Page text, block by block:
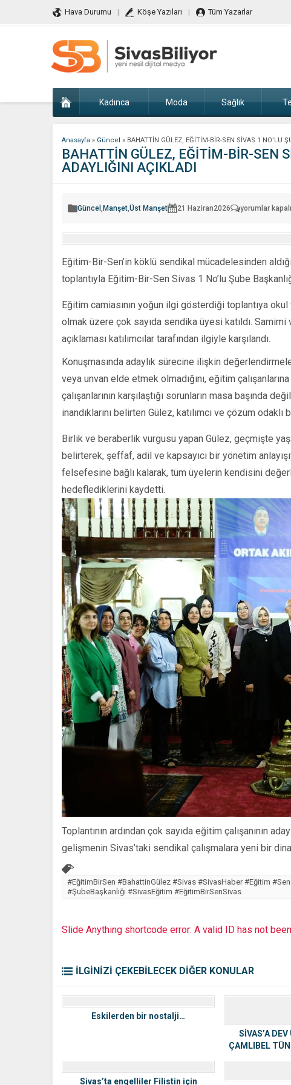
Hava Durumu Köşe Yazıları Tüm Yazarlar
Kadınca Moda Sağlık
Anasayfa » Güncel » BAHATTİN GÜLEZ, EĞİTİM-BİR-SEN SİVAS 1 NO’LU
BAHATTİN GÜLEZ, EĞİTİM-BİR-SEN
ADAYLIĞINI AÇIKLADI
Güncel , Manşet,Üst Manşet 21 Haziran2026
BAHATTİN
BİR-
1
NO’LU
ŞUBE
BAŞKANLIĞINA
AÇIKLADI
için
yorumlar kapalı
Eğitim-Bir-Sen’in köklü sendikal mücadelesinden
toplantıyla Eğitim-Bir-Sen Sivas 1 No’lu Şube
Eğitim camiasının yoğun ilgi gösterdiği toplantıya
olmak üzere çok sayıda sendika üyesi katıldı.
açıklaması katılımcılar tarafından ilgiyle karşılandı.
Konuşmasında adaylık sürecine ilişkin
veya unvan elde etmek olmadığını, eğitim
çalışanlarının karşılaştığı sorunların masa başında
inandıklarını belirten Gülez, katılımcı ve çözüm
Birlik ve beraberlik vurgusu yapan Gülez, geçmişte
belirterek, şeffaf, adil ve kapsayıcı bir yönetim
felsefesine bağlı kalarak, tüm üyelerin kendisini
hedeflediklerini kaydetti.
Toplantının ardından çok sayıda eğitim çalışanının
gelişmenin Sivas’taki sendikal çalışmalara yeni bir
#EğitimBirSen #BahattinGülez #Sivas #SivasHaber #Eğitim
#ŞubeBaşkanlığı #SivasEğitim #EğitimBirSenSivas
Slide Anything shortcode error: A valid ID has not
İLGİNİZİ ÇEKEBİLECEK DİĞER KONULAR
Eskilerden bir nostalji…
SİVAS’A
ÇAMLIBEL
Sivas’ta engelliler Filistin için